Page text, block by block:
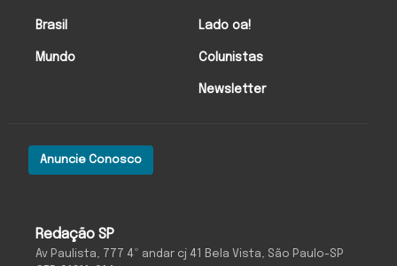
Redação SP
Av Paulista, 777 4º andar cj 41 Bela Vista, São Paulo-SP
Anuncie Conosco
Brasil
Mundo
Lado oa!
Colunistas
Newsletter